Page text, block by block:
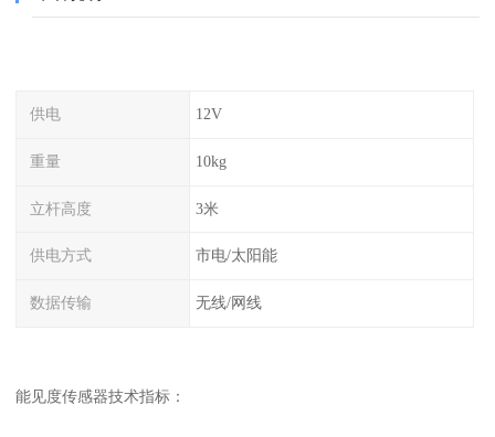
供电 12V
重量 10kg
立杆高度 3米
供电方式 市电/太阳能
数据传输 无线/网线
能见度传感器技术指标：